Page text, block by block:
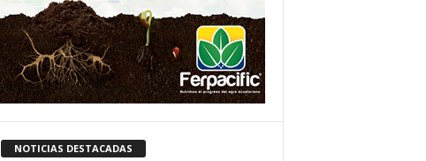
NOTICIAS DESTACADAS